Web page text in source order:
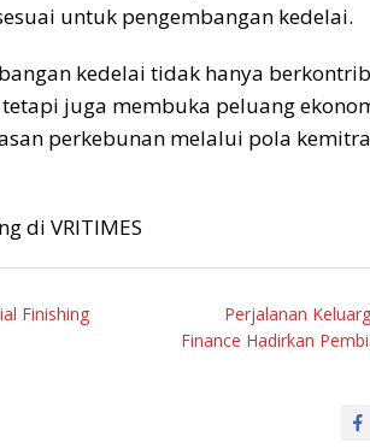
untuk pengembangan kedelai.
kedelai tidak hanya
juga membuka peluang
perkebunan melalui pola
di VRITIMES
Finishing
Perjalanan
Finance Hadirkan